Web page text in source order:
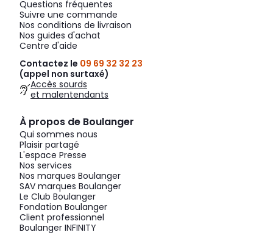
Questions fréquentes
Suivre une commande
Nos conditions de livraison
Nos guides d'achat
Centre d'aide
Contactez le 09 69 32 32 23
(appel non surtaxé)
Accès sourds
et malentendants
À propos de Boulanger
Qui sommes nous
Plaisir partagé
L'espace Presse
Nos services
Nos marques Boulanger
SAV marques Boulanger
Le Club Boulanger
Fondation Boulanger
Client professionnel
Boulanger INFINITY